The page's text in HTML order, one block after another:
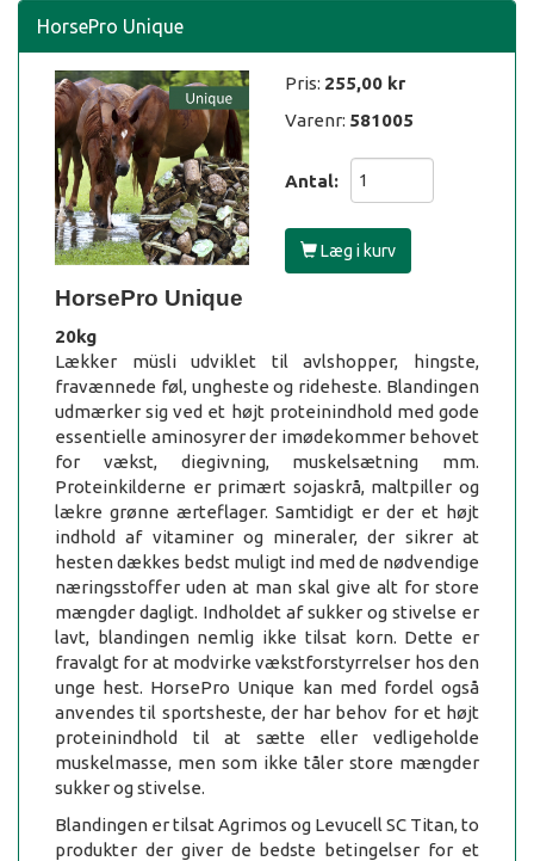
HorsePro Unique
Pris: 255,00 kr
Varenr: 581005
Antal:
Læg i kurv
HorsePro Unique
20kg
Lækker müsli udviklet til avlshopper, hingste,
fravænnede føl, ungheste og rideheste. Blandingen
udmærker sig ved et højt proteinindhold med gode
essentielle aminosyrer der imødekommer behovet
for vækst, diegivning, muskelsætning mm.
Proteinkilderne er primært sojaskrå, maltpiller og
lækre grønne ærteflager. Samtidigt er der et højt
indhold af vitaminer og mineraler, der sikrer at
hesten dækkes bedst muligt ind med de nødvendige
næringsstoffer uden at man skal give alt for store
mængder dagligt. Indholdet af sukker og stivelse er
lavt, blandingen nemlig ikke tilsat korn. Dette er
fravalgt for at modvirke vækstforstyrrelser hos den
unge hest. HorsePro Unique kan med fordel også
anvendes til sportsheste, der har behov for et højt
proteinindhold til at sætte eller vedligeholde
muskelmasse, men som ikke tåler store mængder
sukker og stivelse.
Blandingen er tilsat Agrimos og Levucell SC Titan, to
produkter der giver de bedste betingelser for et